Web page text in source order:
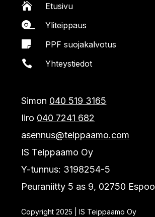
 Etusivu
 Yliteippaus
 PPF suojakalvotus
 Yhteystiedot
Simon 040 519 3165
Iiro 040 7241 682
asennus@teippaamo.com
IS Teippaamo Oy
Y-tunnus: 3198254-5
Peuraniitty 5 as 9, 02750 Espoo
Copyright 2025 | IS Teippaamo Oy